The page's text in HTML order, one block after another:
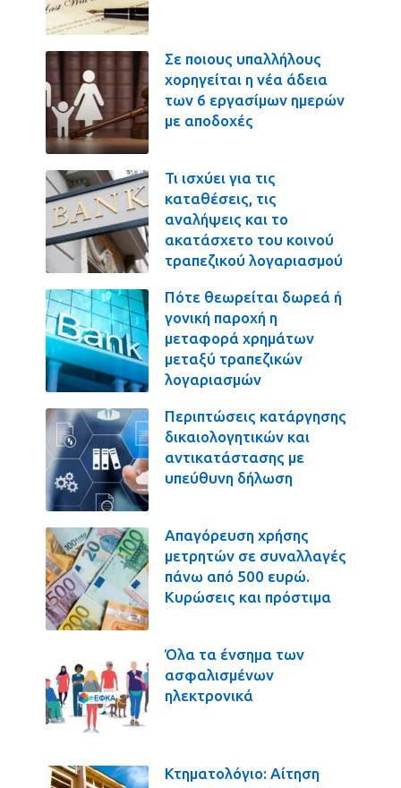
Σε ποιους υπαλλήλους
χορηγείται η νέα άδεια
των 6 εργασίμων ημερών
με αποδοχές
Τι ισχύει για τις
καταθέσεις, τις
αναλήψεις και το
ακατάσχετο του κοινού
τραπεζικού λογαριασμού
Πότε θεωρείται δωρεά ή
γονική παροχή η
μεταφορά χρημάτων
μεταξύ τραπεζικών
λογαριασμών
Περιπτώσεις κατάργησης
δικαιολογητικών και
αντικατάστασης με
υπεύθυνη δήλωση
Απαγόρευση χρήσης
μετρητών σε συναλλαγές
πάνω από 500 ευρώ.
Κυρώσεις και πρόστιμα
Όλα τα ένσημα των
ασφαλισμένων
ηλεκτρονικά
Κτηματολόγιο: Αίτηση